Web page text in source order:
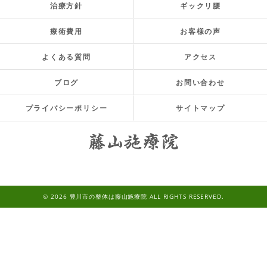
治療方針 ギックリ腰
療術費用 お客様の声
よくある質問 アクセス
ブログ お問い合わせ
プライバシーポリシー サイトマップ
© 2026 豊川市の整体は藤山施療院 ALL RIGHTS RESERVED.